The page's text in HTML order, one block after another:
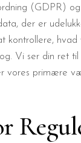
(GDPR)
der er
Vi ser din ret
vores primære